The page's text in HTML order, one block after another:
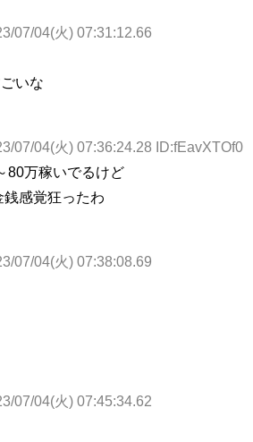
07/04(火) 07:31:12.66
いな
07/04(火) 07:36:24.28 ID:fEavXTOf0
80万稼いでるけど
感覚狂ったわ
07/04(火) 07:38:08.69
07/04(火) 07:45:34.62